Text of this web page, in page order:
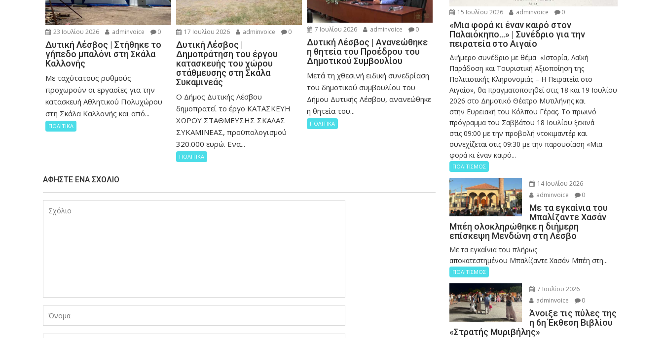
23 Ιουλίου 2026 adminvoice 0
Δυτική Λέσβος | Στήθηκε το
γήπεδο μπαλόνι στη Σκάλα
Καλλονής
Με ταχύτατους ρυθμούς
προχωρούν οι εργασίες για την
κατασκευή Αθλητικού Πολυχώρου
στη Σκάλα Καλλονής και από...
ΠΟΛΙΤΙΚΑ
17 Ιουλίου 2026 adminvoice 0
Δυτική Λέσβος |
Δημοπράτηση του έργου
κατασκευής του χώρου
στάθμευσης στη Σκάλα
Συκαμινεάς
Ο Δήμος Δυτικής Λέσβου
δημοπρατεί το έργο ΚΑΤΑΣΚΕΥΗ
ΧΩΡΟΥ ΣΤΑΘΜΕΥΣΗΣ ΣΚΑΛΑΣ
ΣΥΚΑΜΙΝΕΑΣ, προϋπολογισμού
320.000 ευρώ. Ενα...
ΠΟΛΙΤΙΚΑ
7 Ιουλίου 2026 adminvoice 0
Δυτική Λέσβος | Ανανεώθηκε
η θητεία του Προέδρου του
Δημοτικού Συμβουλίου
Μετά τη χθεσινή ειδική συνεδρίαση
του δημοτικού συμβουλίου του
Δήμου Δυτικής Λέσβου, ανανεώθηκε
η θητεία του...
ΠΟΛΙΤΙΚΑ
ΑΦΉΣΤΕ ΈΝΑ ΣΧΌΛΙΟ
15 Ιουλίου 2026 adminvoice 0
«Μια φορά κι έναν καιρό στον
Παλαιόκηπο…» | Συνέδριο για την
πειρατεία στο Αιγαίο
Διήμερο συνέδριο με θέμα «Ιστορία, Λαϊκή
Παράδοση και Τουριστική Αξιοποίηση της
Πολιτιστικής Κληρονομιάς – Η Πειρατεία στο
Αιγαίο», θα πραγματοποιηθεί στις 18 και 19 Ιουλίου
2026 στο Δημοτικό Θέατρο Μυτιλήνης και
στην Ευρειακή του Κόλπου Γέρας. Το πρωινό
πρόγραμμα του Σαββάτου 18 Ιουλίου ξεκινά
στις 09:00 με την προβολή ντοκιμαντέρ και
συνεχίζεται στις 09:30 με την παρουσίαση «Μια
φορά κι έναν καιρό...
ΠΟΛΙΤΙΣΜΟΣ
14 Ιουλίου 2026
adminvoice
0
Με τα εγκαίνια του
Μπαλίζαντε Χασάν
Μπέη ολοκληρώθηκε η διήμερη
επίσκεψη Μενδώνη στη Λέσβο
Με τα εγκαίνια του πλήρως
αποκατεστημένου Μπαλίζαντε Χασάν Μπέη στη...
ΠΟΛΙΤΙΣΜΟΣ
7 Ιουλίου 2026
adminvoice
0
Άνοιξε τις πύλες της
η 6η Έκθεση Βιβλίου
«Στρατής Μυριβήλης»